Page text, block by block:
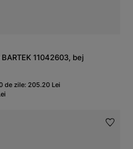
11042603, bej
de zile: 205.20 Lei